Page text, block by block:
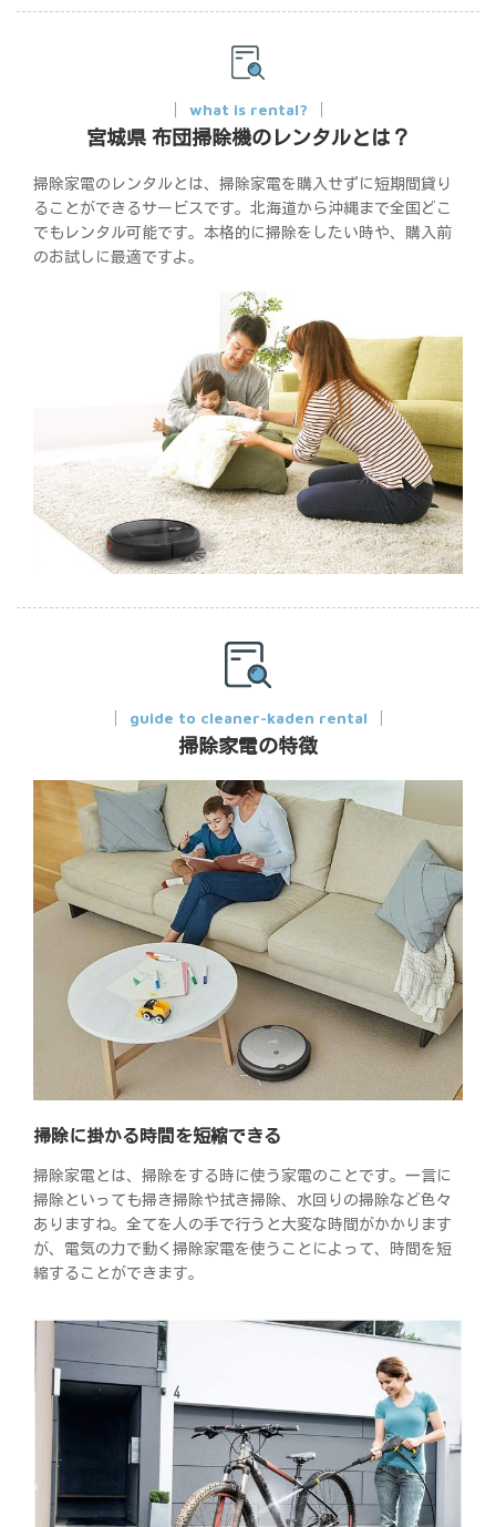
what is rental?
宮城県 布団掃除機のレンタルとは？
掃除家電のレンタルとは、掃除家電を購入せずに短期間貸り
ることができるサービスです。北海道から沖縄まで全国どこ
でもレンタル可能です。本格的に掃除をしたい時や、購入前
のお試しに最適ですよ。
guide to cleaner-kaden rental
掃除家電の特徴
掃除に掛かる時間を短縮できる
掃除家電とは、掃除をする時に使う家電のことです。一言に
掃除といっても掃き掃除や拭き掃除、水回りの掃除など色々
ありますね。全てを人の手で行うと大変な時間がかかります
が、電気の力で動く掃除家電を使うことによって、時間を短
縮することができます。